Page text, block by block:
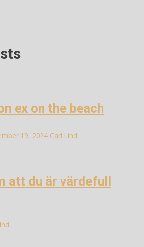
ex on the beach
19, 2024 Carl Lind
att du är värdefull